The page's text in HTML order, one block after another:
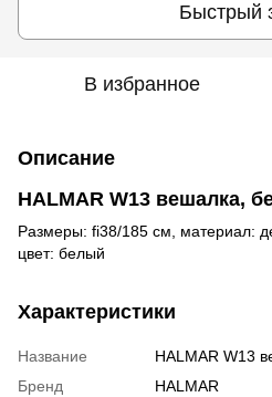
Быстрый
В избранное
Описание
HALMAR W13 вешалка,
Размеры: fi38/185 см, материал:
цвет: белый
Характеристики
Название
HALMAR W13
Бренд
HALMAR